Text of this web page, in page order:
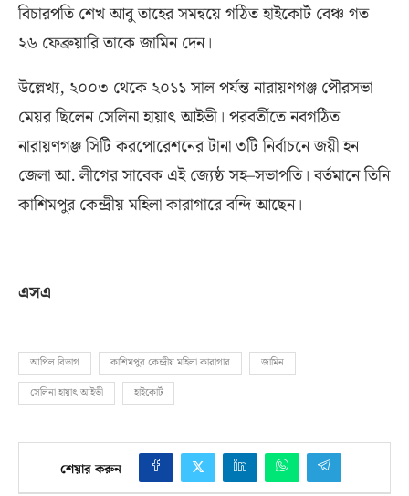
বিচারপতি শেখ আবু তাহের সমন্বয়ে গঠিত হাইকোর্ট বেঞ্চ গত
২৬ ফেব্রুয়ারি তাকে জামিন দেন।
উল্লেখ্য, ২০০৩ থেকে ২০১১ সাল পর্যন্ত নারায়ণগঞ্জ পৌরসভা
মেয়র ছিলেন সেলিনা হায়াৎ আইভী। পরবর্তীতে নবগঠিত
নারায়ণগঞ্জ সিটি করপোরেশনের টানা ৩টি নির্বাচনে জয়ী হন
জেলা আ.লীগের সাবেক এই জ্যেষ্ঠ সহ–সভাপতি। বর্তমানে তিনি
কাশিমপুর কেন্দ্রীয় মহিলা কারাগারে বন্দি আছেন।
এসএ
আপিল বিভাগ কাশিমপুর কেন্দ্রীয় মহিলা কারাগার
জামিন
সেলিনা হায়াৎ আইভী
হাইকোর্ট
শেয়ার করুন